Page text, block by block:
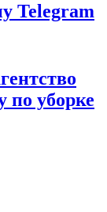
Telegram
по уборке